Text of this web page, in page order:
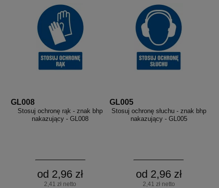
GL008
Stosuj ochronę rąk - znak bhp
nakazujący - GL008
od 2,96 zł
2,41 zł netto
GL005
Stosuj ochronę słuchu - znak bhp
nakazujący - GL005
od 2,96 zł
2,41 zł netto